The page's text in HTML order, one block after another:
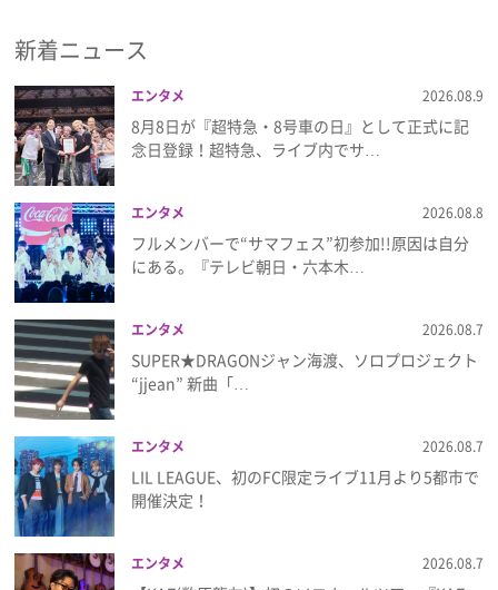
新着ニュース
エンタメ 2026.08.9
8月8日が『超特急・8号車の日』として正式に記
念日登録！超特急、ライブ内でサ…
エンタメ 2026.08.8
フルメンバーで“サマフェス”初参加!!原因は自分
にある。『テレビ朝日・六本木…
エンタメ 2026.08.7
SUPER★DRAGONジャン海渡、ソロプロジェクト
“jjean” 新曲「…
エンタメ 2026.08.7
LIL LEAGUE、初のFC限定ライブ11月より5都市で
開催決定！
エンタメ 2026.08.7